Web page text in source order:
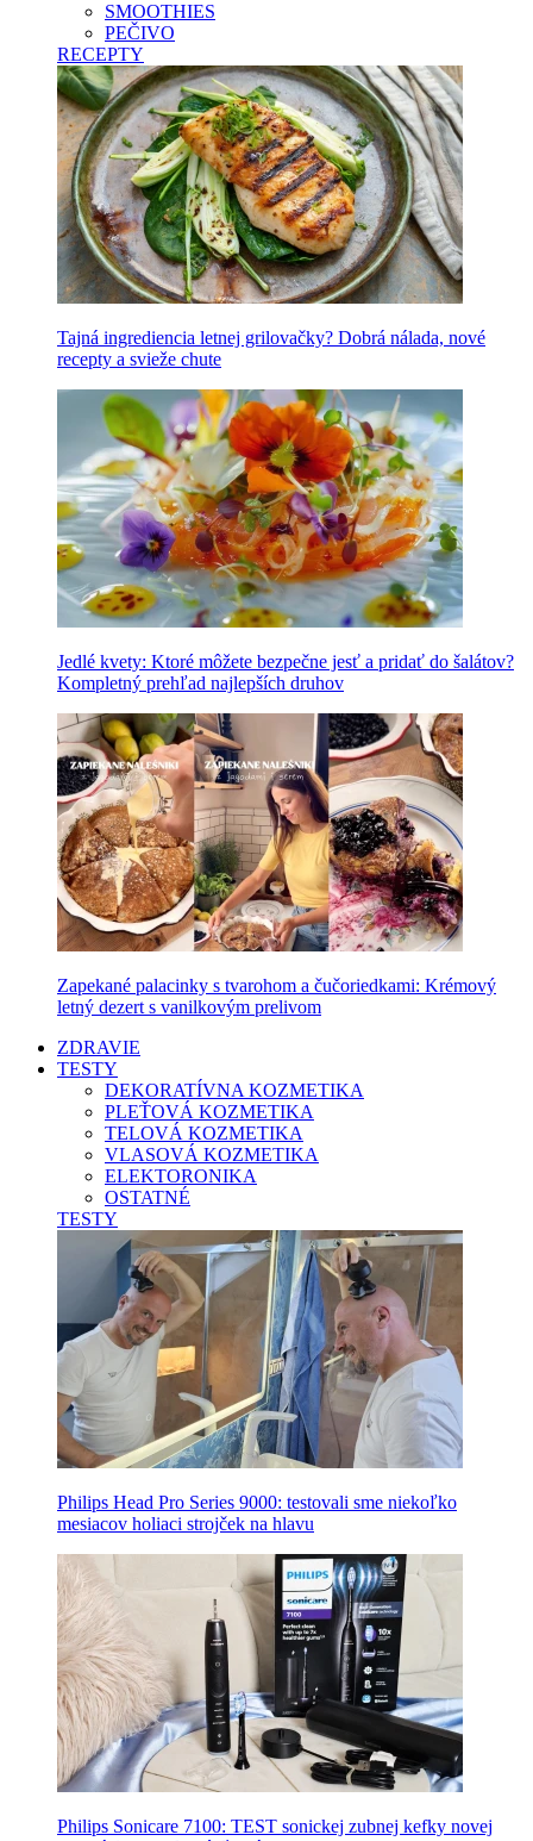
SMOOTHIES
PEČIVO
RECEPTY
Tajná ingrediencia letnej grilovačky? Dobrá nálada, nové
recepty a svieže chute
Jedlé kvety: Ktoré môžete bezpečne jesť a pridať do šalátov?
Kompletný prehľad najlepších druhov
Zapekané palacinky s tvarohom a čučoriedkami: Krémový
letný dezert s vanilkovým prelivom
ZDRAVIE
TESTY
DEKORATÍVNA KOZMETIKA
PLEŤOVÁ KOZMETIKA
TELOVÁ KOZMETIKA
VLASOVÁ KOZMETIKA
ELEKTORONIKA
OSTATNÉ
TESTY
Philips Head Pro Series 9000: testovali sme niekoľko
mesiacov holiaci strojček na hlavu
Philips Sonicare 7100: TEST sonickej zubnej kefky novej